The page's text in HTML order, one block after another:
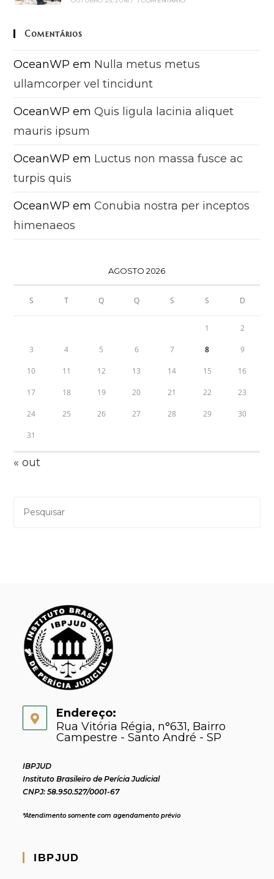
Comentários
OceanWP em Nulla metus metus
ullamcorper vel tincidunt
OceanWP emQuis ligula lacinia aliquet
mauris ipsum
OceanWP em Luctus non massa fusce ac
turpis quis
OceanWP emConubia nostra per inceptos
himenaeos
AGOSTO 2026
S T Q Q S S D
1 2
3 4 5 6 7 8 9
10 11 12 13 14 15 16
17 18 19 20 21 22 23
24 25 26 27 28 29 30
31
« out
Endereço:
Rua Vitória Régia, n°631, Bairro
Campestre - Santo André - SP
IBPJUD
Instituto Brasileiro de Perícia Judicial
CNPJ: 58.950.527/0001-67
*Atendimento somente com agendamento prévio
IBPJUD